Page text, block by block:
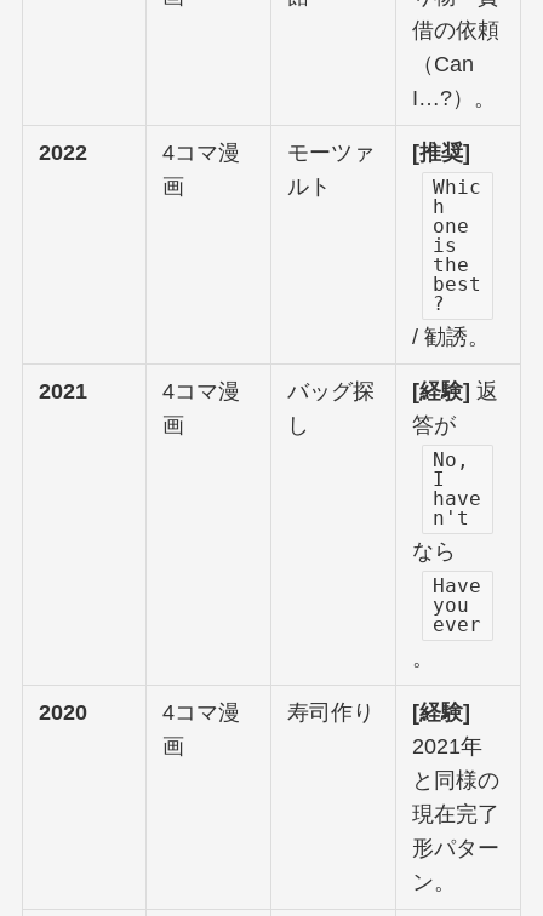
借の依頼
（Can
I…?）。
2022
4コマ漫
画
モーツァ
ルト
[推奨]
Whic
h
one
is
the
best
?
/ 勧誘。
2021
4コマ漫
画
バッグ探
し
[経験] 返
答が
No,
I
have
n't
なら
Have
you
ever
。
2020
4コマ漫
画
寿司作り
[経験]
2021年
と同様の
現在完了
形パター
ン。